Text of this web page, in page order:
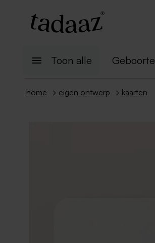
Toon alle Geboorte
home → eigen ontwerp → kaarten